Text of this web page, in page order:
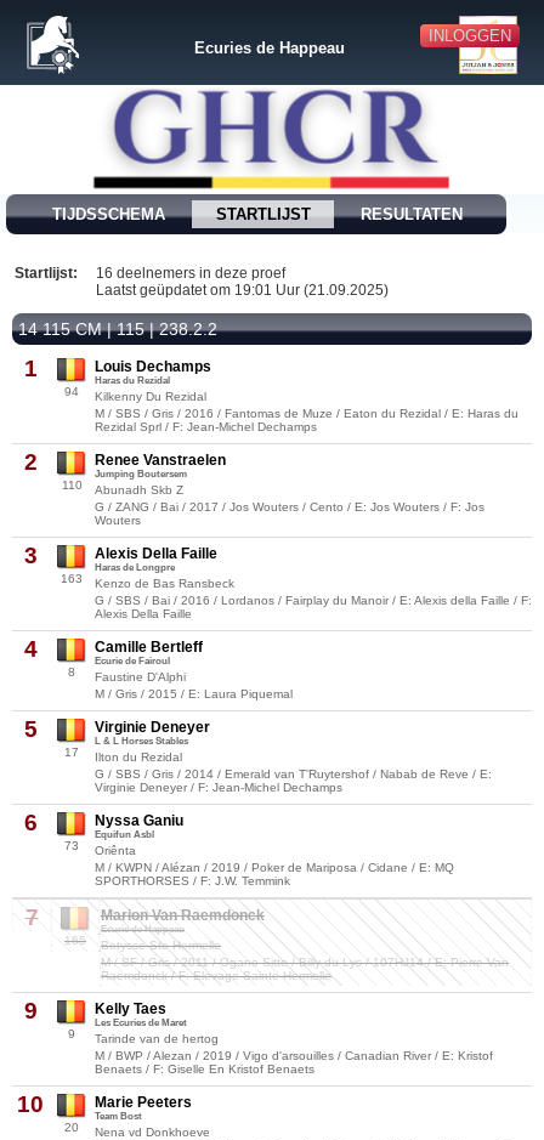
INLOGGEN
Ecuries de Happeau
TIJDSSCHEMA STARTLIJST RESULTATEN
Startlijst:
16 deelnemers in deze proef
Laatst geüpdatet om 19:01 Uur (21.09.2025)
14 115 CM | 115 | 238.2.2
1
94
Louis Dechamps
Haras du Rezidal
Kilkenny Du Rezidal
M / SBS / Gris / 2016 / Fantomas de Muze / Eaton du Rezidal / E: Haras du
Rezidal Sprl / F: Jean-Michel Dechamps
2
110
Renee Vanstraelen
Jumping Boutersem
Abunadh Skb Z
G / ZANG / Bai / 2017 / Jos Wouters / Cento / E: Jos Wouters / F: Jos
Wouters
3
163
Alexis Della Faille
Haras de Longpre
Kenzo de Bas Ransbeck
G / SBS / Bai / 2016 / Lordanos / Fairplay du Manoir / E: Alexis della Faille / F:
Alexis Della Faille
4
8
Camille Bertleff
Ecurie de Fairoul
Faustine D'Alphi
M / Gris / 2015 / E: Laura Piquemal
5
17
Virginie Deneyer
L & L Horses Stables
Ilton du Rezidal
G / SBS / Gris / 2014 / Emerald van T'Ruytershof / Nabab de Reve / E:
Virginie Deneyer / F: Jean-Michel Dechamps
6
73
Nyssa Ganiu
Equifun Asbl
Oriênta
M / KWPN / Alézan / 2019 / Poker de Mariposa / Cidane / E: MQ
SPORTHORSES / F: J.W. Temmink
7
165
Marion Van Raemdonck
Ecurie de Happeau
Betysse Ste Hermelle
M / SF / Gris / 2011 / Ogano Sitte / Billy du Lys / 107HJ14 / E: Pierre Van
Raemdonck / F: Elevage Sainte Hermelle
9
9
Kelly Taes
Les Ecuries de Maret
Tarinde van de hertog
M / BWP / Alezan / 2019 / Vigo d'arsouilles / Canadian River / E: Kristof
Benaets / F: Giselle En Kristof Benaets
10
20
Marie Peeters
Team Bost
Nena vd Donkhoeve